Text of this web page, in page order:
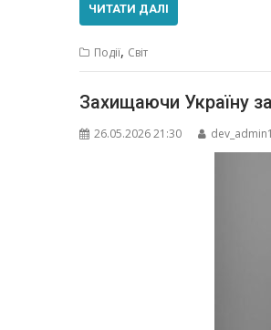
ЧИТАТИ ДАЛІ
Події, Світ
Захищаючи Україну
26.05.2026 21:30